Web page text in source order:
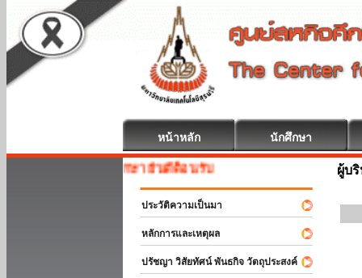
หน้าหลัก นักศึกษา
สหกิจศึกษา ยินดีต้อนรับ
ประวัติความเป็นมา
หลักการและเหตุผล
ปรัชญา วิสัยทัศน์ พันธกิจ วัตถุประสงค์
ผู้บ